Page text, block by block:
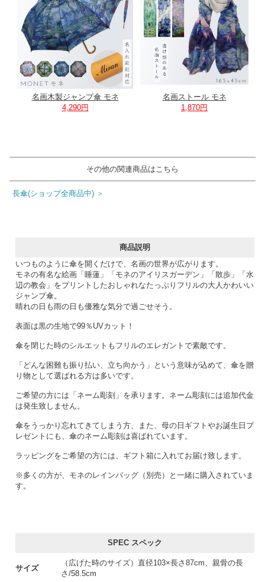
名画木製ジャンプ傘 モネ
4,290円
名画ストール モネ
1,870円
その他の関連商品はこちら
長傘(ショップ全商品中) ＞
商品説明
いつものように傘を開くだけで、名画の世界が広がります。
モネの有名な絵画「睡蓮」「モネのアイリスガーデン」「散歩」「水
辺の教会」をプリントしたおしゃれなたっぷりフリルの大人かわいい
ジャンプ傘。
晴れの日も雨の日も優雅な気分で過ごせそう。
表面は黒の生地で99％UVカット！
傘を閉じた時のシルエットもフリルのエレガントで素敵です。
「どんな困難も振り払い、立ち向かう」という意味が込めて、傘を贈
り物として選ばれる方は多いです。
ご希望の方には「ネーム彫刻」を承ります。ネーム彫刻には追加代金
は発生致しません。
傘をうっかり忘れてきてしまう方、また、母の日ギフトやお誕生日プ
レゼントにも、傘のネーム彫刻は喜ばれています。
ラッピングをご希望の方には、ギフト箱に入れてお届け致します。
※多くの方が、モネのレインバッグ（別売）と一緒に購入されていま
す。
SPEC スペック
サイズ
（広げた時のサイズ）直径103×長さ87cm、親骨の長
さ/58.5cm